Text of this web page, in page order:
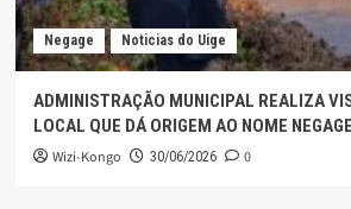
Negage Noticias do Uige
ADMINISTRAÇÃO MUNICIPAL REALIZA
LOCAL QUE DÁ ORIGEM AO NOME NEGAGE
Wizi-Kongo 30/06/2026 0